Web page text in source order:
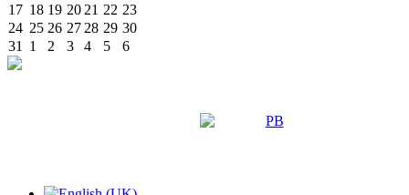
17 18 19 20 21 22 23
24 25 26 27 28 29 30
31
1 2 3 4 5 6